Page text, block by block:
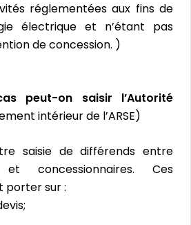
réglementées aux fins de
électrique et n’étant pas
de concession. )
peut-on saisir l’Autorité
intérieur de l’ARSE)
saisie de différends entre
et concessionnaires. Ces
porter sur :